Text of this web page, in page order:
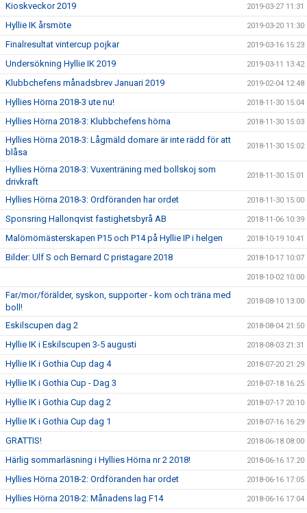
Kioskveckor 2019 2019-03-27 11:31
Hyllie IK årsmöte 2019-03-20 11:30
Finalresultat vintercup pojkar 2019-03-16 15:23
Undersökning Hyllie IK 2019 2019-03-11 13:42
Klubbchefens månadsbrev Januari 2019 2019-02-04 12:48
Hyllies Hörna 2018-3 ute nu! 2018-11-30 15:04
Hyllies Hörna 2018-3: Klubbchefens hörna 2018-11-30 15:03
Hyllies Hörna 2018-3: Lågmäld domare är inte rädd för att
blåsa
2018-11-30 15:02
Hyllies Hörna 2018-3: Vuxenträning med bollskoj som
drivkraft
2018-11-30 15:01
Hyllies Hörna 2018-3: Ordföranden har ordet 2018-11-30 15:00
Sponsring Hallonqvist fastighetsbyrå AB 2018-11-06 10:39
Malömömästerskapen P15 och P14 på Hyllie IP i helgen 2018-10-19 10:41
Bilder: Ulf S och Bernard C pristagare 2018 2018-10-17 10:07
2018-10-02 10:00
Far/mor/förälder, syskon, supporter - kom och träna med
boll!
2018-08-10 13:00
Eskilscupen dag 2 2018-08-04 21:50
Hyllie IK i Eskilscupen 3-5 augusti 2018-08-03 21:31
Hyllie IK i Gothia Cup dag 4 2018-07-20 21:29
Hyllie IK i Gothia Cup - Dag 3 2018-07-18 16:25
Hyllie IK i Gothia Cup dag 2 2018-07-17 20:10
Hyllie IK i Gothia Cup dag 1 2018-07-16 16:29
GRATTIS! 2018-06-18 08:00
Härlig sommarläsning i Hyllies Hörna nr 2 2018! 2018-06-16 17:20
Hyllies Hörna 2018-2: Ordföranden har ordet 2018-06-16 17:05
Hyllies Hörna 2018-2: Månadens lag F14 2018-06-16 17:04